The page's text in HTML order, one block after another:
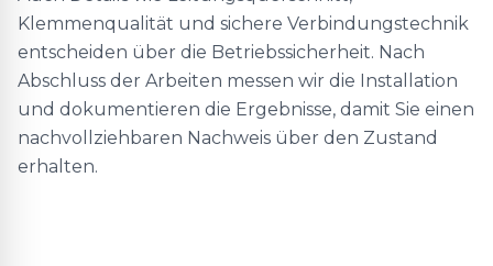
Klemmenqualität und sichere Verbindungstechnik
entscheiden über die Betriebssicherheit. Nach
Abschluss der Arbeiten messen wir die Installation
und dokumentieren die Ergebnisse, damit Sie einen
nachvollziehbaren Nachweis über den Zustand
erhalten.